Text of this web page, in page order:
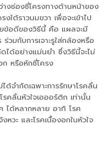
งช่องซี่โครงทางด้านหน้าของ
ใต้ราวนมขวา เพื่อจะเข้าไป
ข้อดีของวิธีนี้ คือ แผลจะมี
วมกับการเจาะรูใส่กล้องหรือ
ได้อย่างแม่นยำ ซึ่งวิธีนี้จะไม่
ก หรือหักซี่โครง
ด้จำกัดเฉพาะการรักษาโรคลิ้น
รคลิ้นหัวใจเอออร์ติก เท่านั้น
ได้หลากหลาย อาทิ โรค
หวะ และโรคเนื้องอกในหัวใจ